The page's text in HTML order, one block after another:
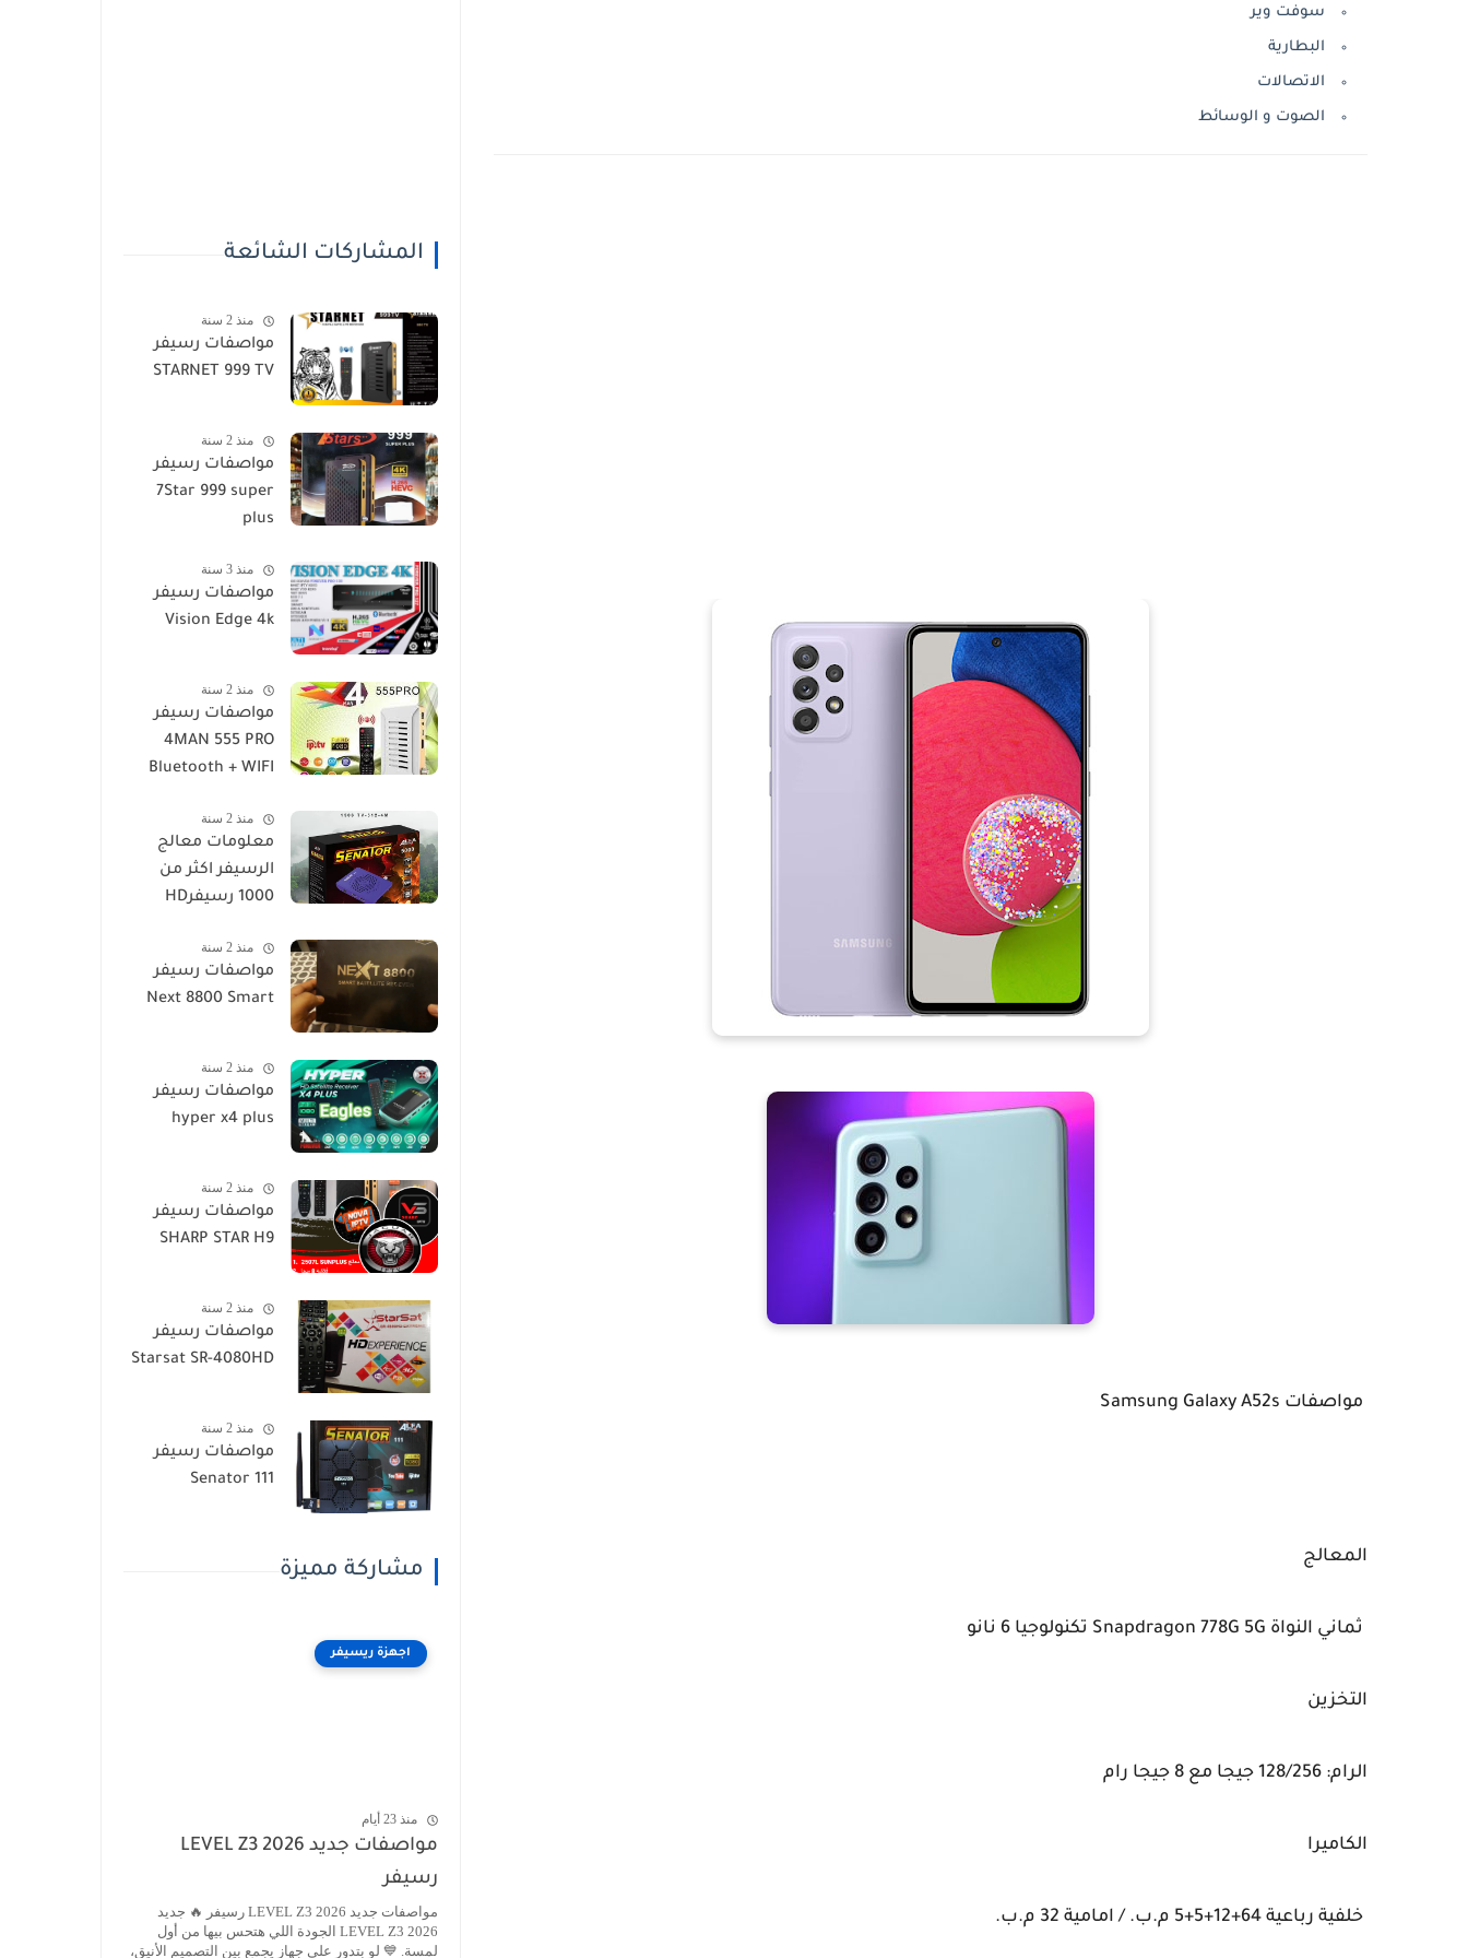
سوفت وير
البطارية
الاتصالات
الصوت و الوسائط
مواصفات Samsung Galaxy A52s
المعالج
ثماني النواة Snapdragon 778G 5G تكنولوجيا 6 نانو
التخزين
الرام: 128/256 جيجا مع 8 جيجا رام
الكاميرا
خلفية رباعية 64+12+5+5 م.ب. / امامية 32 م.ب.
المشاركات الشائعة
منذ 2 سنة
مواصفات رسيفر
STARNET 999 TV
منذ 2 سنة
مواصفات رسيفر
7Star 999 super
plus
منذ 3 سنة
مواصفات رسيفر
Vision Edge 4k
منذ 2 سنة
مواصفات رسيفر
4MAN 555 PRO
Bluetooth + WIFI
منذ 2 سنة
معلومات معالج
الرسيفر اكثر من
1000 رسيفرHD
منذ 2 سنة
مواصفات رسيفر
Next 8800 Smart
منذ 2 سنة
مواصفات رسيفر
hyper x4 plus
منذ 2 سنة
مواصفات رسيفر
SHARP STAR H9
منذ 2 سنة
مواصفات رسيفر
Starsat SR-4080HD
منذ 2 سنة
مواصفات رسيفر
Senator 111
مشاركة مميزة
اجهزة ريسيفر
منذ 23 أيام
مواصفات جديد LEVEL Z3 2026
رسيفر
مواصفات جديد LEVEL Z3 2026 رسيفر 🔥 جديد
LEVEL Z3 2026 الجودة اللي هتحس بيها من أول
لمسة. 💙 لو بتدور على جهاز يجمع بين التصميم الأنيق،